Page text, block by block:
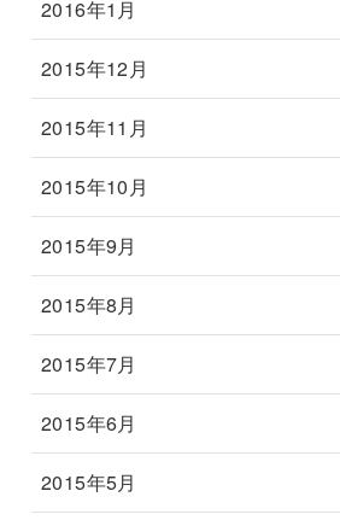
2016年1月
2015年12月
2015年11月
2015年10月
2015年9月
2015年8月
2015年7月
2015年6月
2015年5月